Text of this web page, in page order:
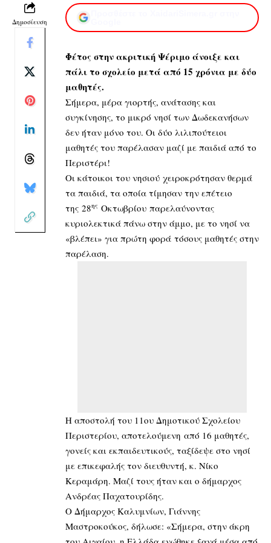
Δημοσίευση
Φέτος στην ακριτική Ψέριμο άνοιξε και
πάλι το σχολείο μετά από 15 χρόνια με δύο
μαθητές.
Σήμερα, μέρα γιορτής, ανάτασης και
συγκίνησης, το μικρό νησί των Δωδεκανήσων
δεν ήταν μόνο του. Οι δύο λιλιπούτειοι
μαθητές του παρέλασαν μαζί με παιδιά από το
Περιστέρι!
Οι κάτοικοι του νησιού χειροκρότησαν θερμά
τα παιδιά, τα οποία τίμησαν την επέτειο
της 28ης Οκτωβρίου παρελαύνοντας
κυριολεκτικά πάνω στην άμμο, με το νησί να
«βλέπει» για πρώτη φορά τόσους μαθητές στην
παρέλαση.
Η αποστολή του 11ου Δημοτικού Σχολείου
Περιστερίου, αποτελούμενη από 16 μαθητές,
γονείς και εκπαιδευτικούς, ταξίδεψε στο νησί
με επικεφαλής τον διευθυντή, κ. Νίκο
Κεραμάρη. Μαζί τους ήταν και ο δήμαρχος
Ανδρέας Παχατουρίδης.
Ο Δήμαρχος Καλυμνίων, Γιάννης
Μαστροκούκος, δήλωσε: «Σήμερα, στην άκρη